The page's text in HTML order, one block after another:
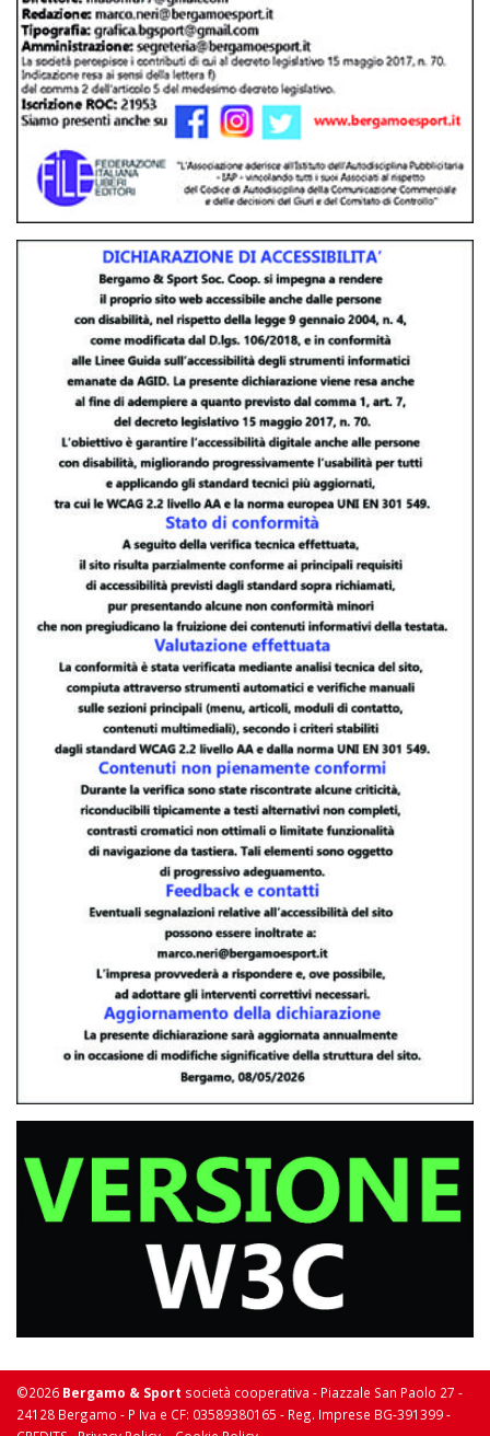
©2026 Bergamo & Sport società cooperativa - Piazzale San Paolo 27 -
24128 Bergamo - P Iva e CF: 03589380165 - Reg. Imprese BG-391399 -